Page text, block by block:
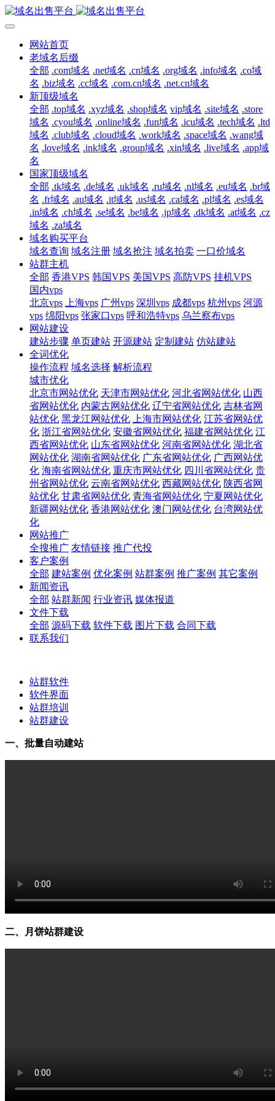
网站首页
老域名后缀
全部 .com域名 .net域名 .cn域名 .org域名 .info域名 .co域
名 .biz域名 .cc域名 .com.cn域名 .net.cn域名
新顶级域名
全部 .top域名 .xyz域名 .shop域名 vip域名 .site域名 .store
域名 .cyou域名 .online域名 .fun域名 .icu域名 .tech域名 .ltd
域名 .club域名 .cloud域名 .work域名 .space域名 .wang域
名 .love域名 .ink域名 .group域名 .xin域名 .live域名 .app域
名
国家顶级域名
全部 .tk域名 .de域名 .uk域名 .ru域名 .nl域名 .eu域名 .br域
名 .fr域名 .au域名 .it域名 .us域名 .ca域名 .pl域名 .es域名
.in域名 .ch域名 .se域名 .be域名 .jp域名 .dk域名 .at域名 .cz
域名 .za域名
域名购买平台
域名查询 域名注册 域名抢注 域名拍卖 一口价域名
站群主机
全部 香港VPS 韩国VPS 美国VPS 高防VPS 挂机VPS
国内vps
北京vps
上海vps 广州vps 深圳vps 成都vps 杭州vps 河源
vps 绵阳vps 张家口vps 呼和浩特vps 乌兰察布vps
网站建设
建站步骤 单页建站 开源建站 定制建站 仿站建站
全词优化
操作流程 域名选择 解析流程
城市优化
北京市网站优化 天津市网站优化 河北省网站优化 山西
省网站优化 内蒙古网站优化 辽宁省网站优化 吉林省网
站优化 黑龙江网站优化 上海市网站优化 江苏省网站优
化 浙江省网站优化 安徽省网站优化 福建省网站优化 江
西省网站优化 山东省网站优化 河南省网站优化 湖北省
网站优化 湖南省网站优化 广东省网站优化 广西网站优
化 海南省网站优化 重庆市网站优化 四川省网站优化 贵
州省网站优化 云南省网站优化 西藏网站优化 陕西省网
站优化 甘肃省网站优化 青海省网站优化 宁夏网站优化
新疆网站优化 香港网站优化 澳门网站优化 台湾网站优
化
网站推广
全搜推广 友情链接 推广代投
客户案例
全部 建站案例 优化案例 站群案例 推广案例 其它案例
新闻资讯
全部 站群新闻 行业资讯 媒体报道
文件下载
全部 源码下载 软件下载 图片下载 合同下载
联系我们
站群软件
软件界面
站群培训
站群建设
一、批量自动建站
二、月饼站群建设